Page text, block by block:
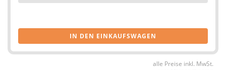
IN DEN EINKAUFSWAGEN
alle Preise inkl. MwSt.